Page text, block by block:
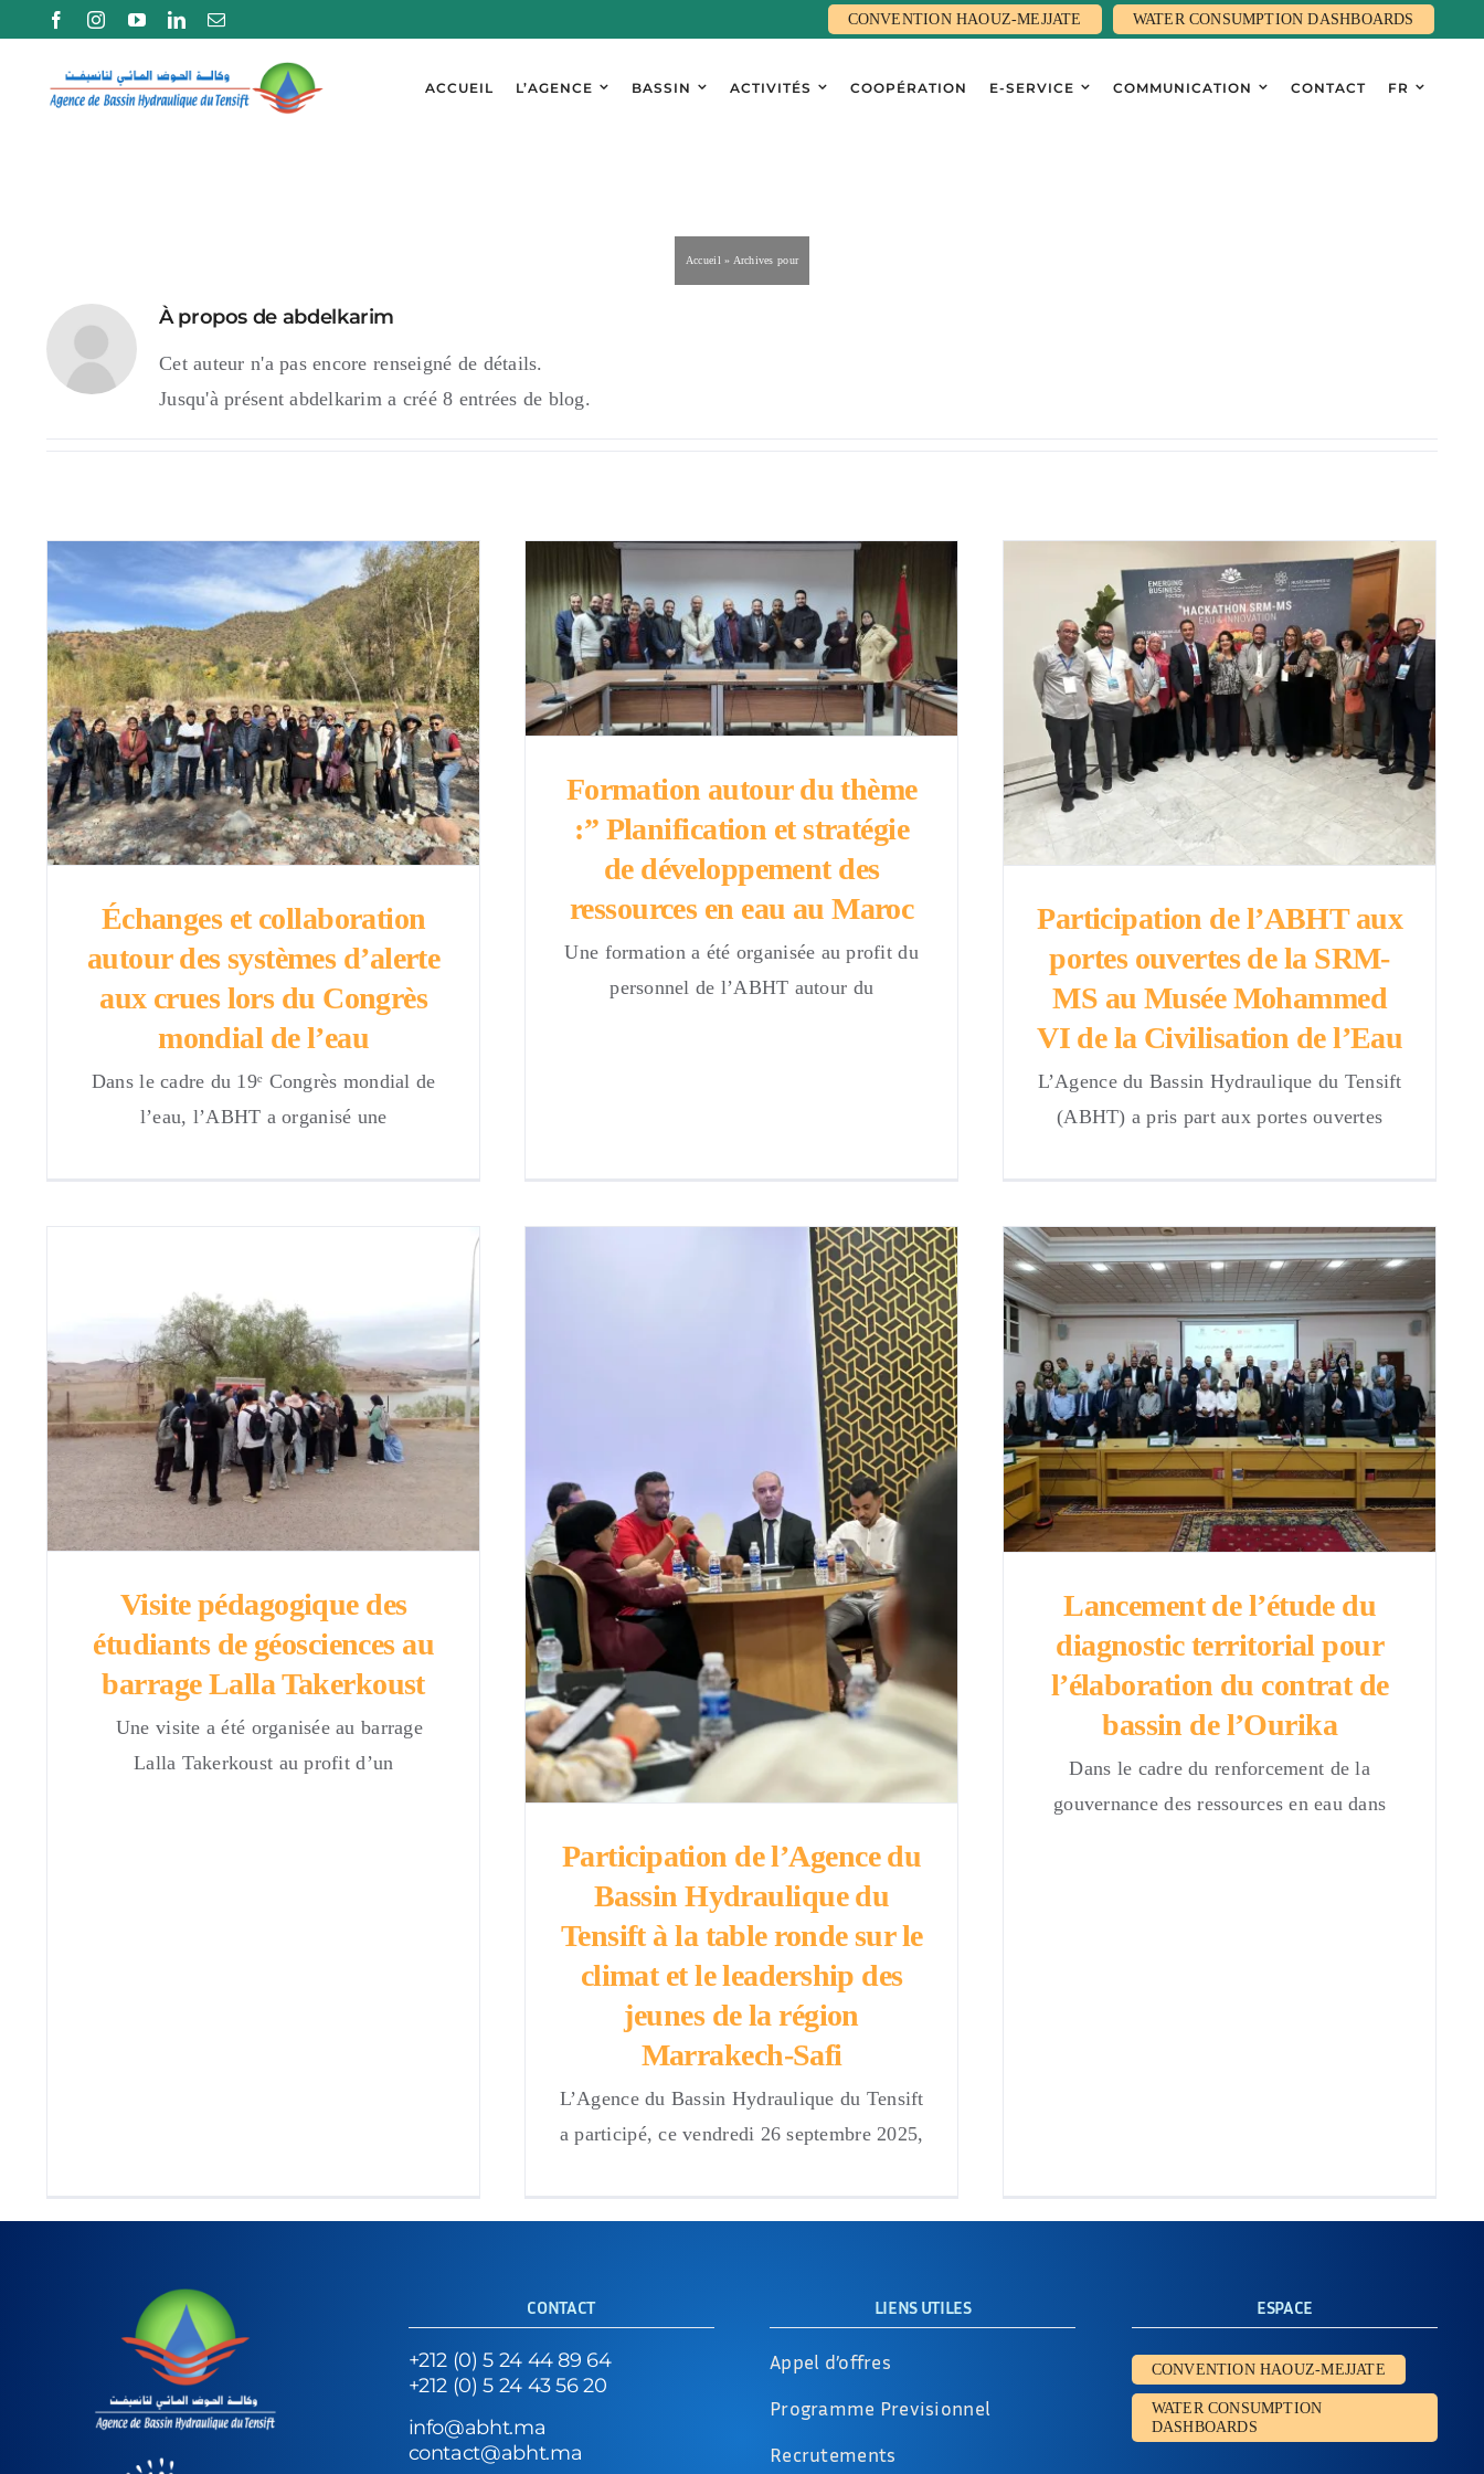
contenu
CONVENTION HAOUZ-MEJJATE WATER CONSUMPTION DASHBOARDS
ACCUEIL L’AGENCE BASSIN ACTIVITÉS COOPÉRATION E-SERVICE COMMUNICATION CONTACT FR
Accueil » Archives pour
À propos de abdelkarim
Cet auteur n'a pas encore renseigné de détails.
Jusqu'à présent abdelkarim a créé 8 entrées de blog.
Échanges et collaboration
autour des systèmes d’alerte
aux crues lors du Congrès
mondial de l’eau
Dans le cadre du 19ᵉ Congrès mondial de
l’eau, l’ABHT a organisé une
Formation autour du thème
:” Planification et stratégie
de développement des
ressources en eau au Maroc
Une formation a été organisée au profit du
personnel de l’ABHT autour du
Participation de l’ABHT aux
portes ouvertes de la SRM-
MS au Musée Mohammed
VI de la Civilisation de l’Eau
L’Agence du Bassin Hydraulique du Tensift
(ABHT) a pris part aux portes ouvertes
Visite pédagogique des
étudiants de géosciences au
barrage Lalla Takerkoust
Une visite a été organisée au barrage
Lalla Takerkoust au profit d’un
Participation de l’Agence du
Bassin Hydraulique du
Tensift à la table ronde sur le
climat et le leadership des
jeunes de la région
Marrakech-Safi
L’Agence du Bassin Hydraulique du Tensift
a participé, ce vendredi 26 septembre 2025,
Lancement de l’étude du
diagnostic territorial pour
l’élaboration du contrat de
bassin de l’Ourika
Dans le cadre du renforcement de la
gouvernance des ressources en eau dans
CONTACT
+212 (0) 5 24 44 89 64
+212 (0) 5 24 43 56 20
info@abht.ma
contact@abht.ma
LIENS UTILES
Appel d’offres
Programme Previsionnel
Recrutements
ESPACE
CONVENTION HAOUZ-MEJJATE
WATER CONSUMPTION
DASHBOARDS